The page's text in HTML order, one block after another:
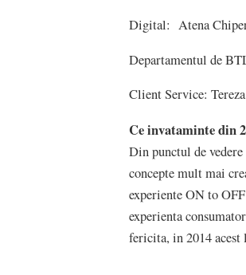
Digital: Atena
Departamentul de
Client Service:
Ce invataminte din
Din punctul de vedere
concepte mult mai
experiente ON to
experienta
fericita, in 2014